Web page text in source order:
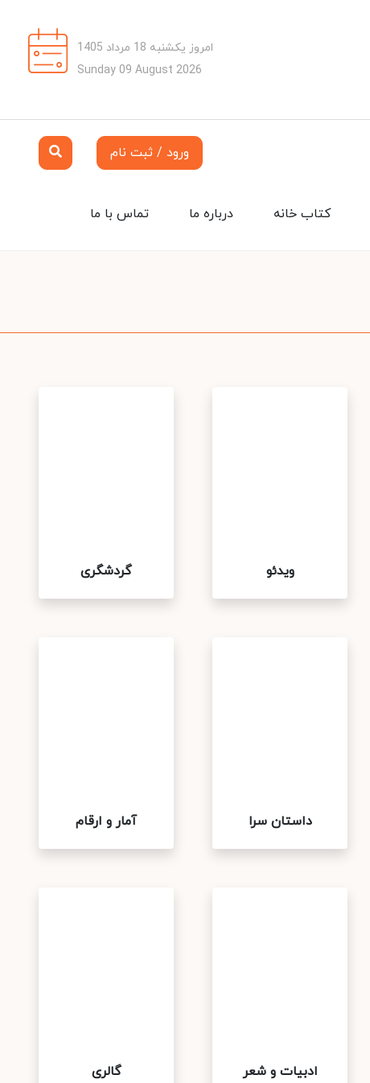
امروز یکشنبه 18 مرداد 1405
Sunday 09 August 2026
ورود / ثبت نام
تماس با ما درباره ما کتاب خانه
ویدئو گردشگری
داستان سرا آمار و ارقام
ادبیات و شعر گالری